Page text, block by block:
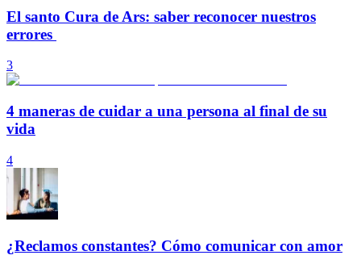
El santo Cura de Ars: saber reconocer nuestros
errores
3
4 maneras de cuidar a una persona al final de su
vida
4
¿Reclamos constantes? Cómo comunicar con amor